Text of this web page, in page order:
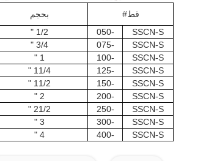
قط# بحجم
SSCN-S
-050
1/2 "
SSCN-S
-075
3/4 "
SSCN-S
-100
1 "
SSCN-S
-125
11/4 "
SSCN-S
-150
11/2 "
SSCN-S
-200
2 "
SSCN-S
-250
21/2 "
SSCN-S
-300
3 "
SSCN-S
-400
4 "